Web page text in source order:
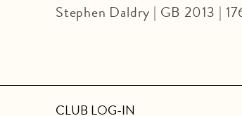
Stephen Daldry | GB 2013 |
CLUB LOG-IN